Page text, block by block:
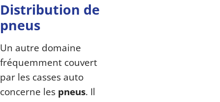
Distribution de
pneus
Un autre domaine
fréquemment couvert
par les casses auto
concerne les pneus. Il